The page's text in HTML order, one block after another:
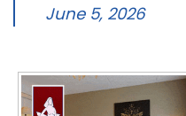
June 5, 2026